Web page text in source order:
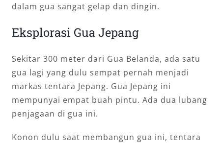
dalam gua sangat gelap dan dingin.
Eksplorasi Gua Jepang
Sekitar 300 meter dari Gua Belanda, ada satu
gua lagi yang dulu sempat pernah menjadi
markas tentara Jepang. Gua Jepang ini
mempunyai empat buah pintu. Ada dua lubang
penjagaan di gua ini.
Konon dulu saat membangun gua ini, tentara